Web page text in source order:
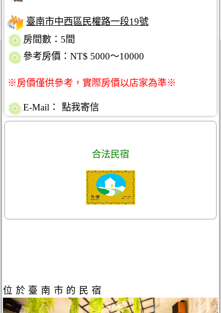
臺南市中西區民權路一段19號
房間數：5間
參考房價：NT$ 5000～10000
※房價僅供參考，實際房價以店家為準※
E-Mail： 點我寄信
合法民宿
位於臺南市的民宿